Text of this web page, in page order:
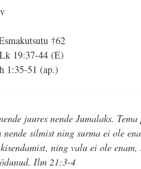
†62
19:37-44 (E)
1:35-51 (ap.)
juures nende Jumalaks.
silmist ning surma ei ole
ning valu ei ole enam,
Ilm 21:3-4